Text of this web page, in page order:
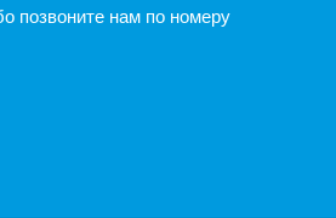
позвоните нам по номеру